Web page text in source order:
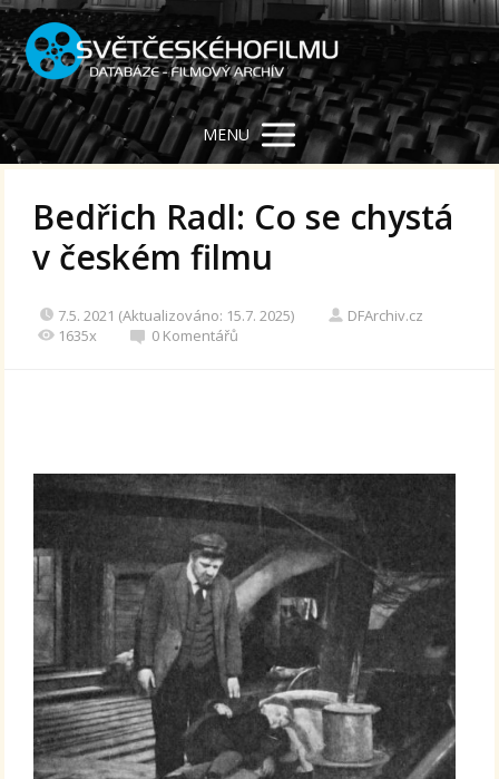
MENU
Bedřich Radl: Co se chystá
v českém filmu
7.5. 2021 (Aktualizováno: 15.7. 2025)
DFArchiv.cz
1635x
0 Komentářů